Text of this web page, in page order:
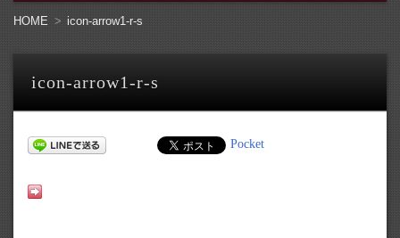
コンテンツへ移動
HOME icon-arrow1-r-s
icon-arrow1-r-s
Pocket